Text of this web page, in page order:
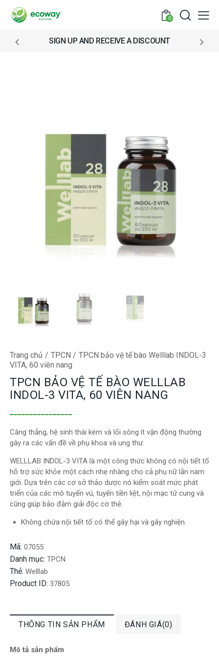
0
SIGN UP AND RECEIVE A DISCOUNT
Trang chủ TPCN
TPCN bảo vệ tế bào Welllab INDOL-3
VITA, 60 viên nang
TPCN BẢO VỆ TẾ BÀO WELLLAB
INDOL-3 VITA, 60 VIÊN NANG
Căng thẳng, hệ sinh thái kém và lối sông ít vận động thường
gây ra các vấn đề về phụ khoa và ung thư.
WELLLAB INDOL-3 VITA là một công thức không có nội tiết tố
hỗ trợ sức khỏe một cách nhẹ nhàng cho cả phụ nữ lẫn nam
giới. Dựa trên các cơ sở thảo dược nó kiểm soát mức phát
triển của các mô tuyến vú, tuyến tiền liệt, nội mạc tử cung và
cũng giúp bảo đảm giải độc cơ thẻ.
Không chứa nội tiết tố có thể gây hại và gây nghiện.
Mã: 07055
Danh mục: TPCN
Thẻ: Welllab
Product ID: 37805
THÔNG TIN SẢN PHẨM ĐÁNH GIÁ(0)
Mô tả sản phẩm